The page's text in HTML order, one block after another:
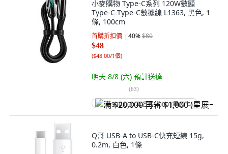
小麥購物 Type-C系列 120W數顯
Type-C-Type-C數據線 L1363, 黑色, 1
條, 100cm
首購折扣價 40%$80
$48
($48.00/1個)
明天 8/8 (六) 預計送達
(63)
满 $20,000 再省 $1,000 (星展卡)
Q哥 USB-A to USB-C快充短線 15g,
0.2m, 白色, 1條